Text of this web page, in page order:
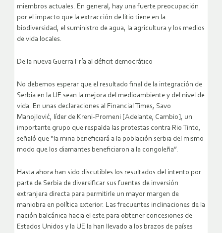
miembros actuales. En general, hay una fuerte preocupación
por el impacto que la extracción de litio tiene en la
biodiversidad, el suministro de agua, la agricultura y los medios
de vida locales.
De la nueva Guerra Fría al déficit democrático
No debemos esperar que el resultado final de la integración de
Serbia en la UE sean la mejora del medioambiente y del nivel de
vida. En unas declaraciones al Financial Times, Savo
Manojlović, líder de Kreni-Promeni [Adelante, Cambio], un
importante grupo que respalda las protestas contra Rio Tinto,
señaló que “la mina beneficiará a la población serbia del mismo
modo que los diamantes beneficiaron a la congoleña”.
Hasta ahora han sido discutibles los resultados del intento por
parte de Serbia de diversificar sus fuentes de inversión
extranjera directa para permitirle un mayor margen de
maniobra en política exterior. Las frecuentes inclinaciones de la
nación balcánica hacia el este para obtener concesiones de
Estados Unidos y la UE la han llevado a los brazos de países